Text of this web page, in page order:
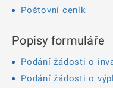
Poštovní ceník
Popisy formuláře
Podání žádosti o
Podání žádosti o